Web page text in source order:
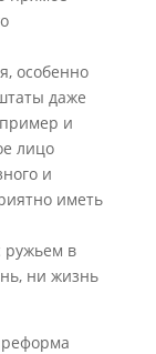
особенно
даже
и
лицо
и
иметь
ружьем в
ни жизнь
реформа